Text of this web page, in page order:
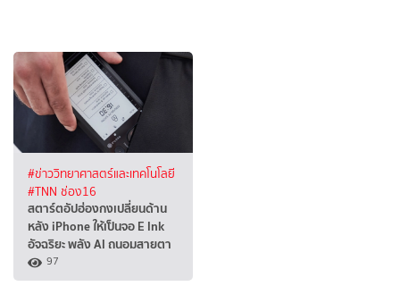
#ข่าววิทยาศาสตร์และเทคโนโลยี
#TNN ช่อง16
สตาร์ตอัปฮ่องกงเปลี่ยนด้าน
หลัง iPhone ให้เป็นจอ E Ink
อัจฉริยะ พลัง AI ถนอมสายตา
97